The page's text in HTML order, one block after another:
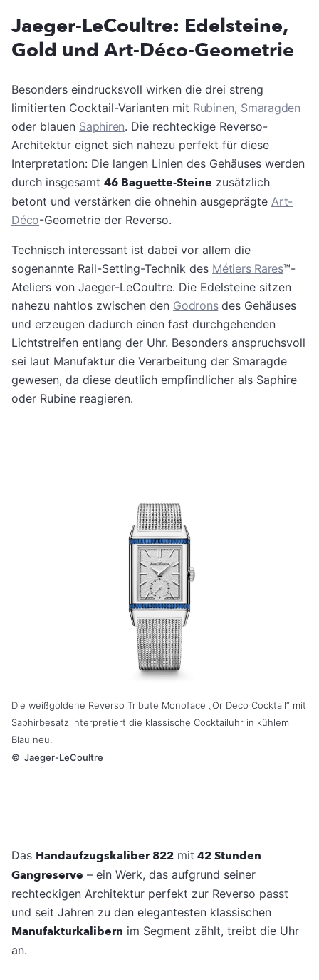
Jaeger-LeCoultre: Edelsteine,
Gold und Art-Déco-Geometrie
Besonders eindrucksvoll wirken die drei streng
limitierten Cocktail-Varianten mit Rubinen, Smaragden
oder blauen Saphiren. Die rechteckige Reverso-
Architektur eignet sich nahezu perfekt für diese
Interpretation: Die langen Linien des Gehäuses werden
durch insgesamt 46 Baguette-Steine zusätzlich
betont und verstärken die ohnehin ausgeprägte Art-
Déco-Geometrie der Reverso.
Technisch interessant ist dabei vor allem die
sogenannte Rail-Setting-Technik des Métiers Rares™-
Ateliers von Jaeger-LeCoultre. Die Edelsteine sitzen
nahezu nahtlos zwischen den Godronsdes Gehäuses
und erzeugen dadurch einen fast durchgehenden
Lichtstreifen entlang der Uhr. Besonders anspruchsvoll
sei laut Manufaktur die Verarbeitung der Smaragde
gewesen, da diese deutlich empfindlicher als Saphire
oder Rubine reagieren.
Die weißgoldene Reverso Tribute Monoface „Or Deco Cocktail“ mit
Saphirbesatz interpretiert die klassische Cocktailuhr in kühlem
Blau neu.
© Jaeger-LeCoultre
Das Handaufzugskaliber 822 mit 42 Stunden
Gangreserve – ein Werk, das aufgrund seiner
rechteckigen Architektur perfekt zur Reverso passt
und seit Jahren zu den elegantesten klassischen
Manufakturkalibern im Segment zählt, treibt die Uhr
an.